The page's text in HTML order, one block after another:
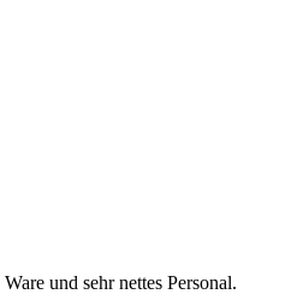
und sehr nettes Personal.